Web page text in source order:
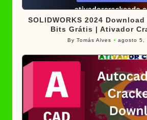
SOLIDWORKS 2024
Bits Grátis | Ativador
Posted
ByTomás Alves agosto 5,